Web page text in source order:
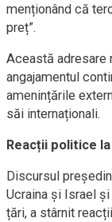
menționând că
preț”.
Această adresare
angajamentul
amenințările
săi internaționali.
Reacții politice
Discursul
Ucraina și Israel
țări, a stârnit